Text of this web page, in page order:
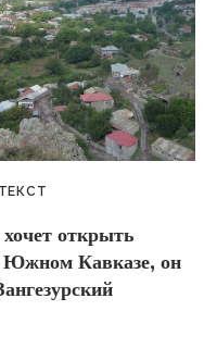
открыть
Южном Кавказе, он